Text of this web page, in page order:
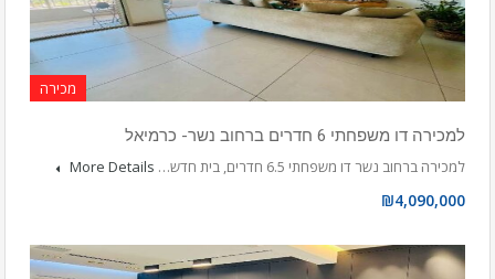
מכירה
למכירה דו משפחתי 6 חדרים ברחוב נשר- כרמיאל
למכירה ברחוב נשר דו משפחתי 6.5 חדרים, בית חדש…
More Details
₪4,090,000